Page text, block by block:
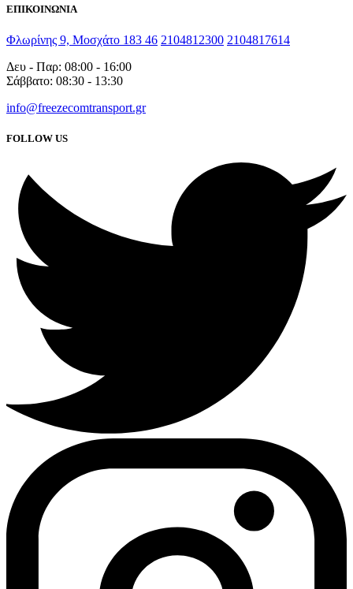
ΕΠΙΚΟΙΝΩΝΙΑ
Φλωρίνης 9, Μοσχάτο 183 46 2104812300 2104817614
Δευ - Παρ: 08:00 - 16:00
Σάββατο: 08:30 - 13:30
info@freezecomtransport.gr
FOLLOW US